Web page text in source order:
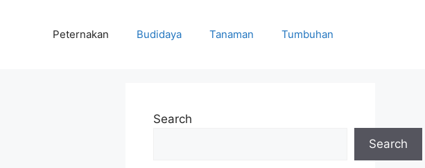
Peternakan Budidaya Tanaman Tumbuhan
Search
Search